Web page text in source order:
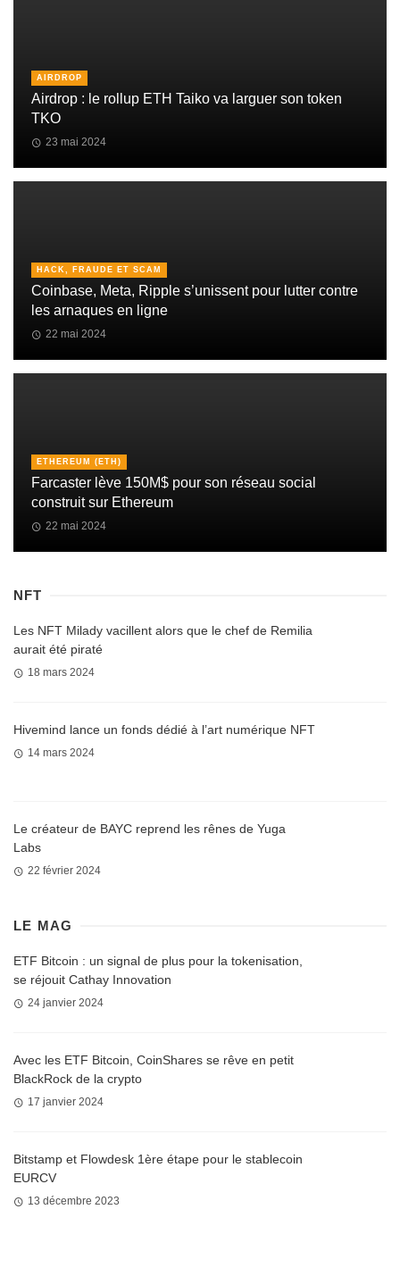
AIRDROP
Airdrop : le rollup ETH Taiko va larguer son token
TKO
23 mai 2024
HACK, FRAUDE ET SCAM
Coinbase, Meta, Ripple s’unissent pour lutter contre
les arnaques en ligne
22 mai 2024
ETHEREUM (ETH)
Farcaster lève 150M$ pour son réseau social
construit sur Ethereum
22 mai 2024
NFT
Les NFT Milady vacillent alors que le chef de Remilia
aurait été piraté
18 mars 2024
Hivemind lance un fonds dédié à l’art numérique NFT
14 mars 2024
Le créateur de BAYC reprend les rênes de Yuga
Labs
22 février 2024
LE MAG
ETF Bitcoin : un signal de plus pour la tokenisation,
se réjouit Cathay Innovation
24 janvier 2024
Avec les ETF Bitcoin, CoinShares se rêve en petit
BlackRock de la crypto
17 janvier 2024
Bitstamp et Flowdesk 1ère étape pour le stablecoin
EURCV
13 décembre 2023